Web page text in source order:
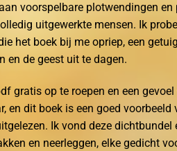
voorspelbare plotwendingen en
uitgewerkte mensen. Ik
het boek bij me opriep, een
en de geest uit te dagen.
gratis op te roepen en een
en dit boek is een goed voorbeeld
Ik vond deze dichtbundel
en neerleggen, elke gedicht